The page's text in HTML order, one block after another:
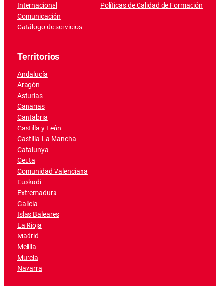
Internacional
Comunicación
Catálogo de servicios
Políticas de Calidad de Formación
Territorios
Andalucía
Aragón
Asturias
Canarias
Cantabria
Castilla y León
Castilla-La Mancha
Catalunya
Ceuta
Comunidad Valenciana
Euskadi
Extremadura
Galicia
Islas Baleares
La Rioja
Madrid
Melilla
Murcia
Navarra